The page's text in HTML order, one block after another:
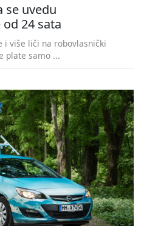
se uvedu
24 sata
i više liči na robovlasnički
plate samo ...